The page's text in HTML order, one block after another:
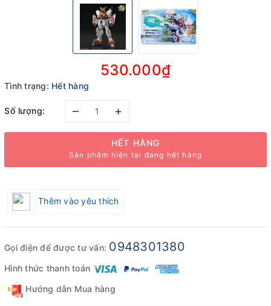
530.000₫
Tình trạng: Hết hàng
Số lượng: – +
HẾT HÀNG
Sản phẩm hiện tại đang hết hàng
Thêm vào yêu thích
Gọi điện để được tư vấn: 0948301380
Hình thức thanh toán
Hướng dẫn Mua hàng